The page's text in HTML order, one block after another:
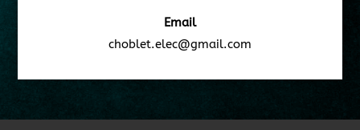
Email
choblet.elec@gmail.com